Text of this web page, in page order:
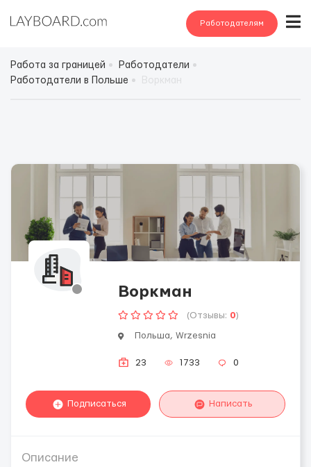
Работодателям
Работа за границей
Работодатели
Работодатели в Польше
Воркман
(Отзывы: 0)
Польша, Wrzesnia
23 1733 0
Подписаться Написать
Описание